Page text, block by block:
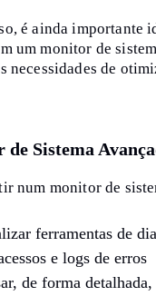
é ainda importante
um monitor de
necessidades de
Sistema
num monitor de
ferramentas de
e logs de erros
de forma